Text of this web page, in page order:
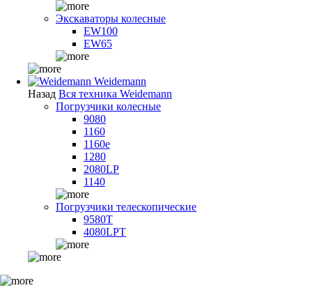
Экскаваторы колесные
EW100
EW65
Weidemann
Назад Вся техника Weidemann
Погрузчики колесные
9080
1160
1160e
1280
2080LP
1140
Погрузчики телескопические
9580T
4080LPT